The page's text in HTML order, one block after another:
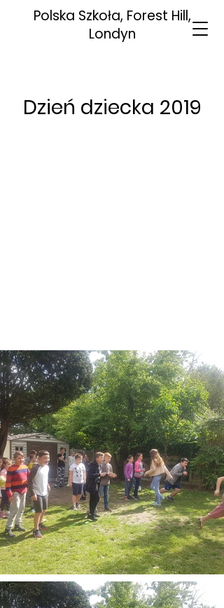
Polska Szkoła, Forest Hill,
Londyn
Dzień dziecka 2019